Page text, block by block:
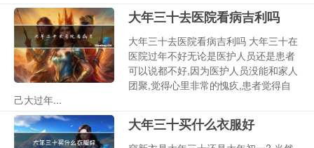
大年三十去医院看病吉利吗
大年三十去医院看病吉利吗 大年三十在
医院过年不好无论是医护人员还是患者
可以说都不好,因为医护人员没能和家人
团聚,觉得心里非常的愧疚,患者觉得自
己大过年...
大年三十买什么衣服好